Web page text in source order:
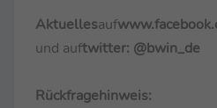
Aktuellesauf
und auftwitter: @bwin_de
Rückfragehinweis: